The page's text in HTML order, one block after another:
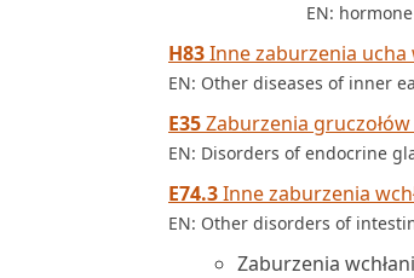
EN:
H83Inne zaburzenia
EN: Other diseases of inner
E35Zaburzenia
EN: Disorders of endocrine
E74.3Inne zaburzenia
EN: Other disorders of
Zaburzenia